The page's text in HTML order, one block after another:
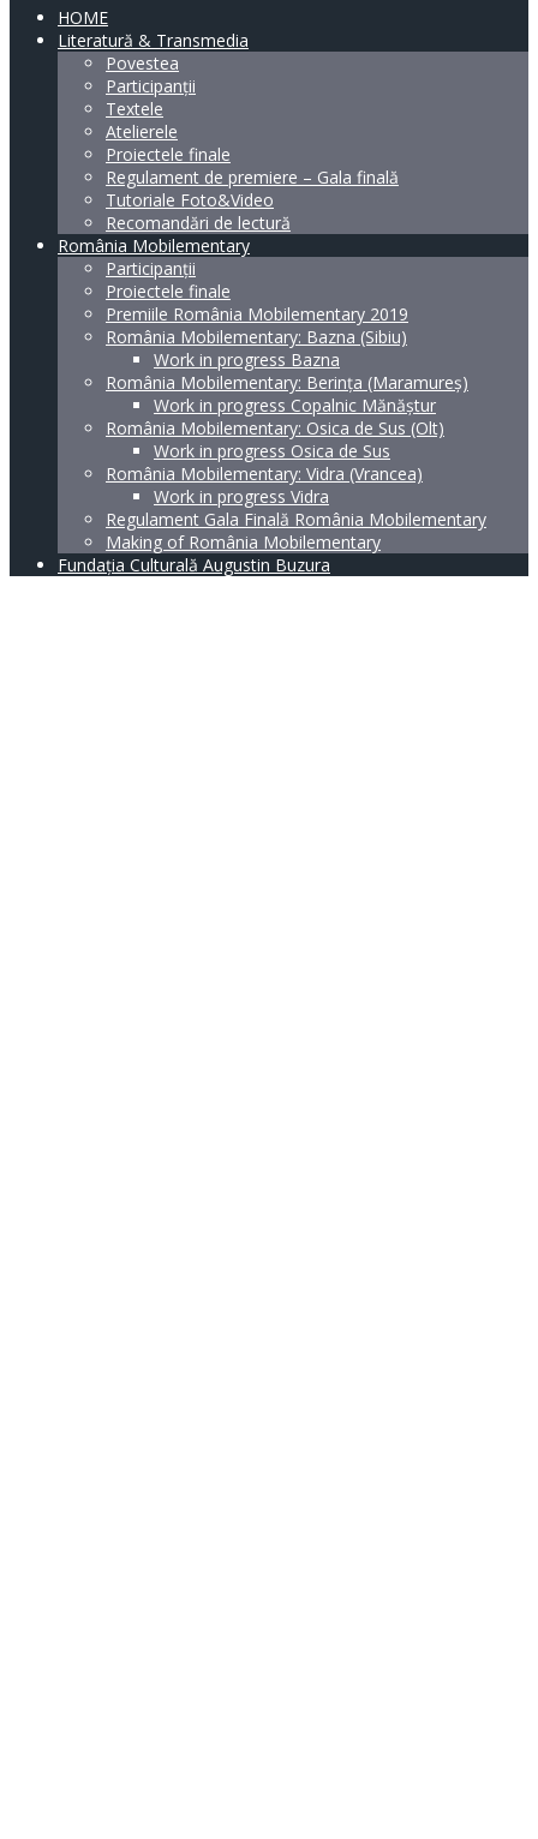
HOME
Literatură & Transmedia
Povestea
Participanții
Textele
Atelierele
Proiectele finale
Regulament de premiere – Gala finală
Tutoriale Foto&Video
Recomandări de lectură
România Mobilementary
Participanții
Proiectele finale
Premiile România Mobilementary 2019
România Mobilementary: Bazna (Sibiu)
Work in progress Bazna
România Mobilementary: Berința (Maramureș)
Work in progress Copalnic Mănăștur
România Mobilementary: Osica de Sus (Olt)
Work in progress Osica de Sus
România Mobilementary: Vidra (Vrancea)
Work in progress Vidra
Regulament Gala Finală România Mobilementary
Making of România Mobilementary
Fundația Culturală Augustin Buzura